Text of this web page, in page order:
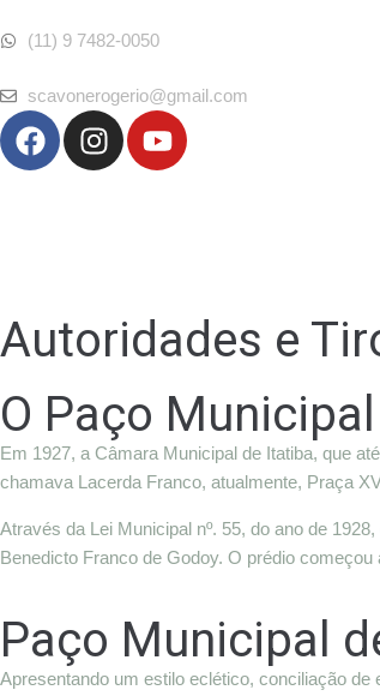
(11) 9 7482-0050
scavonerogerio@gmail.com
Autoridades e
O Paço
Em 1927, a Câmara Municipal de Itatiba, que
chamava Lacerda Franco, atualmente, Praça
Através da Lei Municipal nº. 55, do ano de
Benedicto Franco de Godoy. O prédio
Paço Municipal
Apresentando um estilo eclético, conciliação